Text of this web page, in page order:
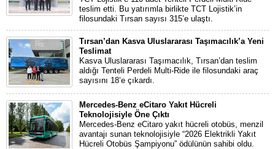
teslim etti. Bu yatırımla birlikte TCT Lojistik’in
filosundaki Tırsan sayısı 315’e ulaştı.
Tırsan’dan Kasva Uluslararası Taşımacılık’a Yeni
Teslimat
Kasva Uluslararası Taşımacılık, Tırsan’dan teslim
aldığı Tenteli Perdeli Multi-Ride ile filosundaki araç
sayısını 18’e çıkardı.
Mercedes-Benz eCitaro Yakıt Hücreli
Teknolojisiyle Öne Çıktı
Mercedes-Benz eCitaro yakıt hücreli otobüs, menzil
avantajı sunan teknolojisiyle “2026 Elektrikli Yakıt
Hücreli Otobüs Şampiyonu” ödülünün sahibi oldu.